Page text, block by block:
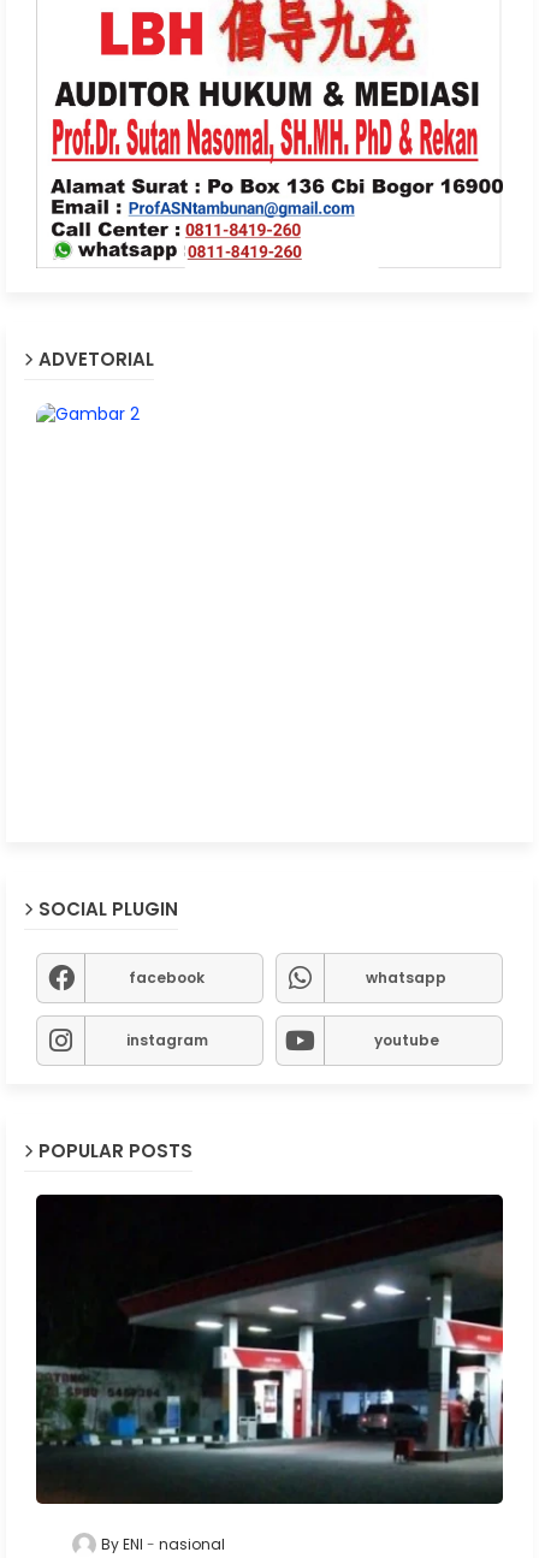
ADVETORIAL
SOCIAL PLUGIN
facebook whatsapp
instagram youtube
POPULAR POSTS
By ENI nasional